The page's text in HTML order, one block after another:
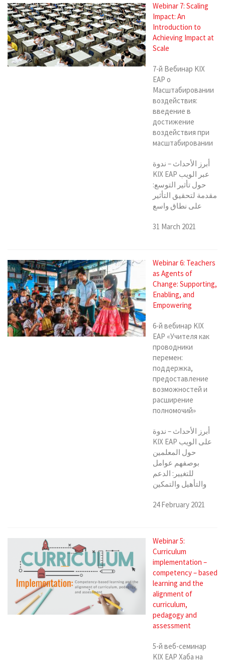
Webinar 7: Scaling
Impact: An
Introduction to
Achieving Impact at
Scale
7-й Вебинар KIX
EAP о
Масштабировании
воздействия:
введение в
достижение
воздействия при
масштабировании
أبرز الأحداث – ندوة
KIX EAP عبر الويب
حول تأثير التوسع:
مقدمة لتحقيق التأثير
على نطاق واسع
31 March 2021
Webinar 6: Teachers
as Agents of
Change: Supporting,
Enabling, and
Empowering
6-й вебинар KIX
EAP «Учителя как
проводники
перемен:
поддержка,
предоставление
возможностей и
расширение
полномочий»
أبرز الأحداث – ندوة
KIX EAP على الويب
حول المعلمين
بوصفهم عوامل
للتغيير: الدعم
والتأهيل والتمكين
24 February 2021
Webinar 5:
Curriculum
implementation –
competency – based
learning and the
alignment of
curriculum,
pedagogy and
assessment
5-й веб-семинар
KIX EAP Хаба на